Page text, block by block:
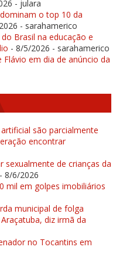
- julara
o top 10 da
- sarahamerico
Brasil na educação e
- 8/5/2026 - sarahamerico
Flávio em dia de anúncio da
são parcialmente
encontrar
sexualmente de crianças da
- 8/6/2026
mil em golpes imobiliários
municipal de folga
diz irmã da
no Tocantins em